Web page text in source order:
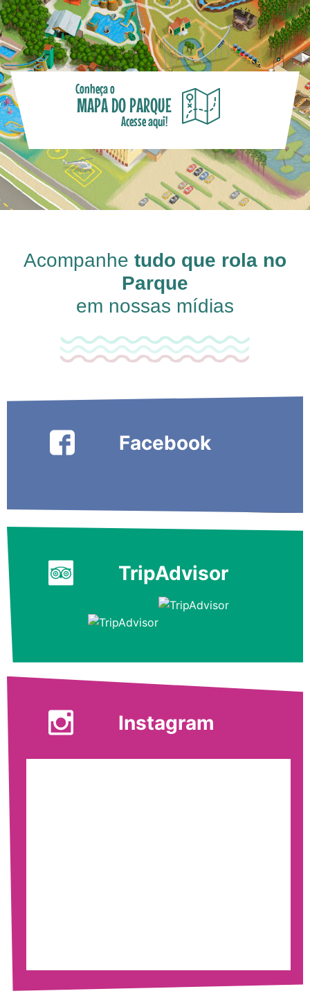
Conheça o
MAPA DO PARQUE
Acesse aqui!
Acompanhe tudo que rola no
Parque
em nossas mídias
Facebook
TripAdvisor
Instagram